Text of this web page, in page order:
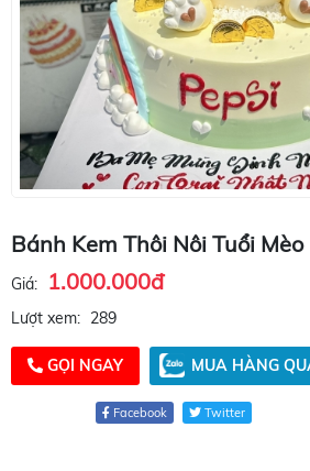
Bánh Kem Thôi Nôi Tuổi Mèo
Giá: 1.000.000đ
Lượt xem: 289
GỌI NGAY MUA HÀNG
Facebook Twitter